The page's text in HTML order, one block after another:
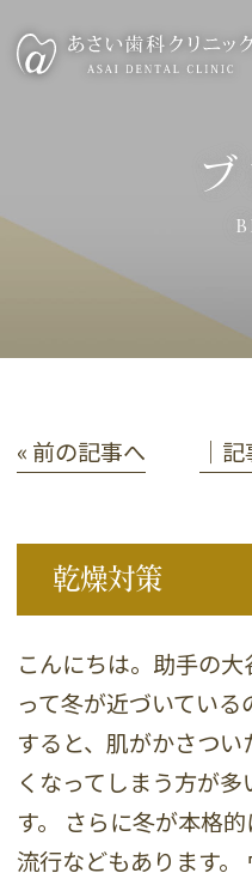
« 前の記事へ │記
乾燥対策
こんにちは。助手の
って冬が近づいてい
すると、肌がかさつ
くなってしまう方が
す。 さらに冬が本格
流行などもあります